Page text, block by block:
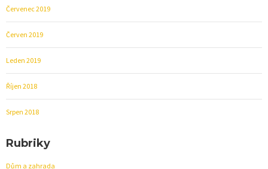
Červenec 2019
Červen 2019
Leden 2019
Říjen 2018
Srpen 2018
Rubriky
Dům a zahrada